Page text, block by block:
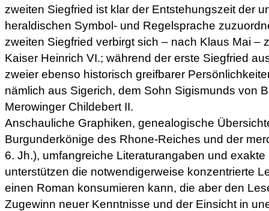
zweiten Siegfried ist klar der Entstehungszeit der
heraldischen Symbol- und Regelsprache
zweiten Siegfried verbirgt sich – nach Klaus Mai –
Kaiser Heinrich VI.; während der erste Siegfried
zweier ebenso historisch greifbarer
nämlich aus Sigerich, dem Sohn Sigismunds von
Merowinger Childebert II.
Anschauliche Graphiken, genealogische
Burgunderkönige des Rhone-Reiches und der
6. Jh.), umfangreiche Literaturangaben und
unterstützen die notwendigerweise konzentrierte
einen Roman konsumieren kann, die aber den
Zugewinn neuer Kenntnisse und der Einsicht in